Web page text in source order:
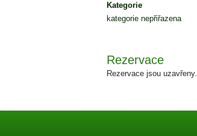
Kategorie
kategorie nepřiřazena
Rezervace
Rezervace jsou uzavřeny.